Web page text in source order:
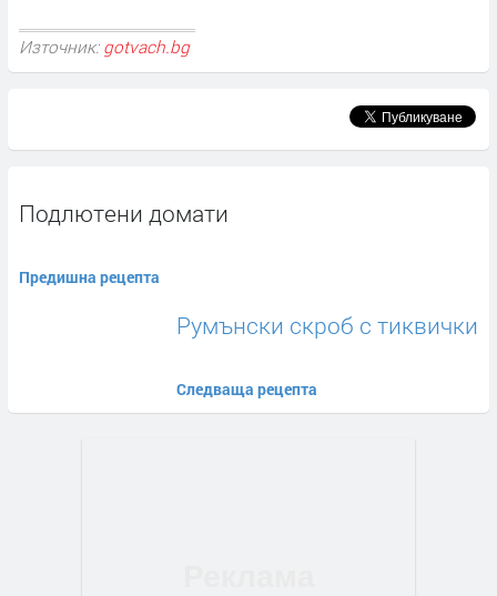
Източник: gotvach.bg
Подлютени домати
Предишна рецепта
Румънски скроб с тиквички
Следваща рецепта